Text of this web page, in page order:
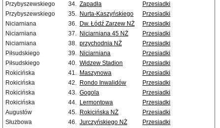
Przybyszewskiego
34. Zapadła
Przesiadki
Przybyszewskiego
35. Nurta-Kaszyńskiego
Przesiadki
Niciarniana
36. Dw. Łódź Zarzew NŻ
Przesiadki
Niciarniana
37. Niciarniana 45 NŻ
Przesiadki
Niciarniana
38. przychodnia NŻ
Przesiadki
Piłsudskiego
39. Niciarniana
Przesiadki
Piłsudskiego
40. Widzew Stadion
Przesiadki
Rokicińska
41. Maszynowa
Przesiadki
Rokicińska
42. Rondo Inwalidów
Przesiadki
Rokicińska
43. Gogola
Przesiadki
Rokicińska
44. Lermontowa
Przesiadki
Augustów
45. Rokicińska NŻ
Przesiadki
Służbowa
46. Jurczyńskiego NŻ
Przesiadki